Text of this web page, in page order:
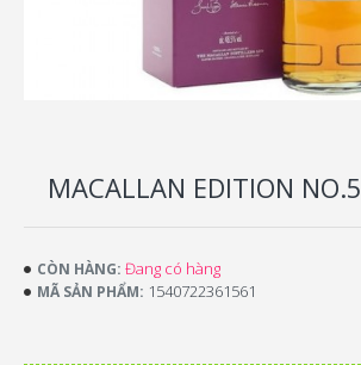
MACALLAN EDITION NO.5
CÒN HÀNG: Đang có hàng
MÃ SẢN PHẨM: 1540722361561